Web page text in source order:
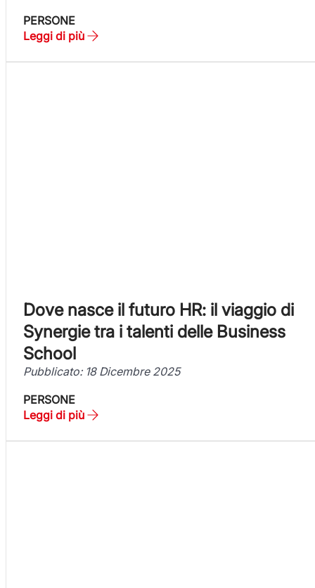
PERSONE
Leggi di più
Dove nasce il futuro HR: il viaggio di
Synergie tra i talenti delle Business
School
Pubblicato: 18 Dicembre 2025
PERSONE
Leggi di più